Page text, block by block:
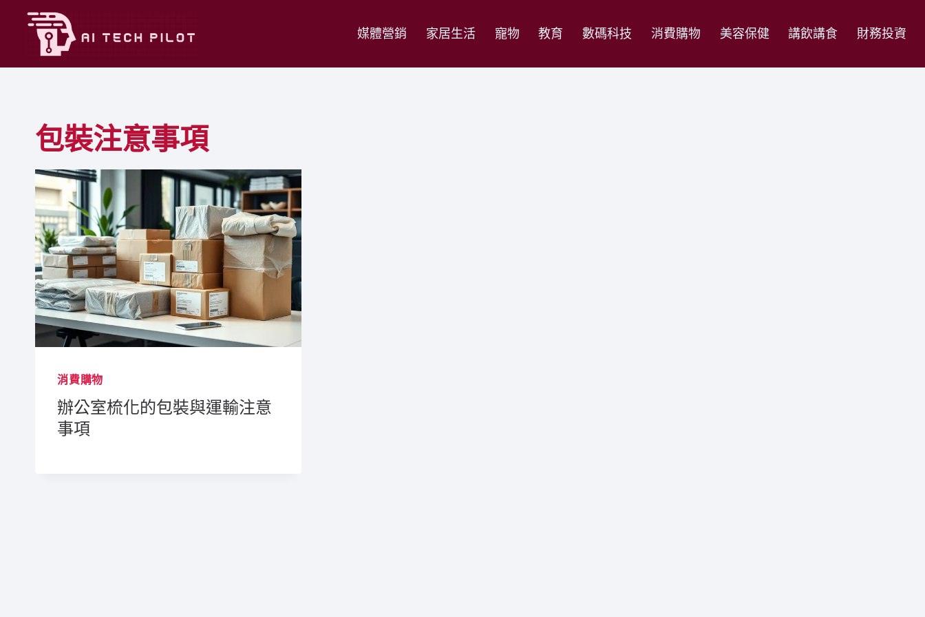
content
媒體營銷 家居生活 寵物 教育 數碼科技 消費購物 美容保健 講飲講食 財務投資
包裝注意事項
消費購物
辦公室梳化的包裝與運輸注意
事項